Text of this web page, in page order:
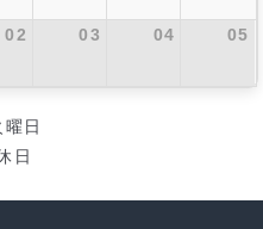
02 03 04 05
日
日